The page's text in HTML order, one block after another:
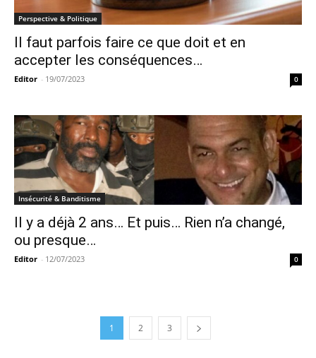
Perspective & Politique
Il faut parfois faire ce que doit et en
accepter les conséquences…
Editor - 19/07/2023 0
Insécurité & Banditisme
Il y a déjà 2 ans… Et puis… Rien n’a changé,
ou presque…
Editor - 12/07/2023 0
1 2 3